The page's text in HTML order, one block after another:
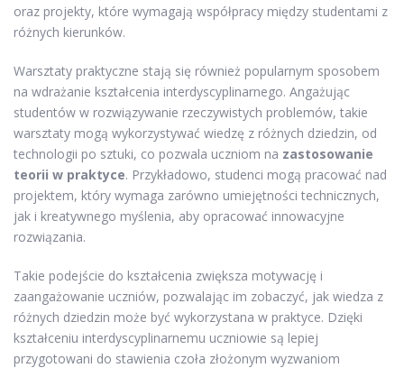
oraz projekty, które wymagają współpracy między studentami z
różnych kierunków.
Warsztaty praktyczne stają się również popularnym sposobem
na wdrażanie kształcenia interdyscyplinarnego. Angażując
studentów w rozwiązywanie rzeczywistych problemów, takie
warsztaty mogą wykorzystywać wiedzę z różnych dziedzin, od
technologii po sztuki, co pozwala uczniom na zastosowanie
teorii w praktyce. Przykładowo, studenci mogą pracować nad
projektem, który wymaga zarówno umiejętności technicznych,
jak i kreatywnego myślenia, aby opracować innowacyjne
rozwiązania.
Takie podejście do kształcenia zwiększa motywację i
zaangażowanie uczniów, pozwalając im zobaczyć, jak wiedza z
różnych dziedzin może być wykorzystana w praktyce. Dzięki
kształceniu interdyscyplinarnemu uczniowie są lepiej
przygotowani do stawienia czoła złożonym wyzwaniom